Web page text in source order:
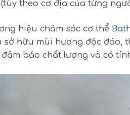
theo cơ địa của từng
hiệu chăm sóc cơ thể
sở hữu mùi hương độc đáo,
bảo chất lượng và có